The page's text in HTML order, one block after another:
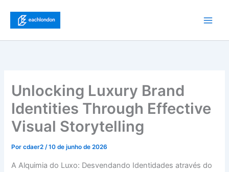
conteúdo
Unlocking Luxury Brand
Identities Through Effective
Visual Storytelling
Porcdaer2/10 de junho de 2026
A Alquimia do Luxo: Desvendando Identidades através do